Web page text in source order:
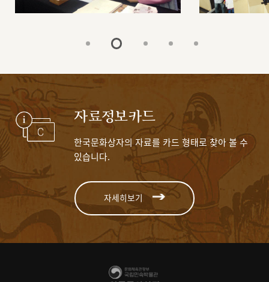
자료정보카드
한국문화상자의 자료를 카드 형태로 찾아 볼 수
있습니다.
자세히보기